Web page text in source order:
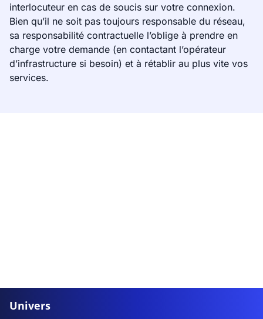
interlocuteur en cas de soucis sur votre connexion.
Bien qu’il ne soit pas toujours responsable du réseau,
sa responsabilité contractuelle l’oblige à prendre en
charge votre demande (en contactant l’opérateur
d’infrastructure si besoin) et à rétablir au plus vite vos
services.
Univers